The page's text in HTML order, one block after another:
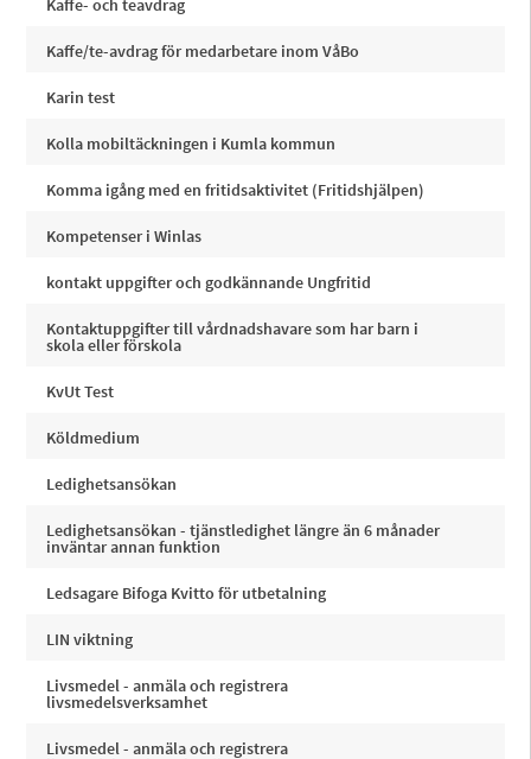
Kaffe- och teavdrag
Kaffe/te-avdrag för medarbetare inom VåBo
Karin test
Kolla mobiltäckningen i Kumla kommun
Komma igång med en fritidsaktivitet (Fritidshjälpen)
Kompetenser i Winlas
kontakt uppgifter och godkännande Ungfritid
Kontaktuppgifter till vårdnadshavare som har barn i
skola eller förskola
KvUt Test
Köldmedium
Ledighetsansökan
Ledighetsansökan - tjänstledighet längre än 6 månader
inväntar annan funktion
Ledsagare Bifoga Kvitto för utbetalning
LIN viktning
Livsmedel - anmäla och registrera
livsmedelsverksamhet
Livsmedel - anmäla och registrera